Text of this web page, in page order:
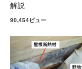
解説
90,454ビュー